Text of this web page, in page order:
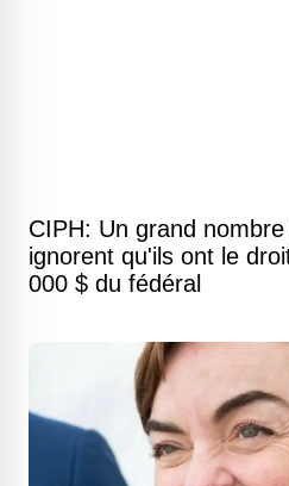
CIPH: Un grand
ignorent qu'ils ont le
000 $ du fédéral